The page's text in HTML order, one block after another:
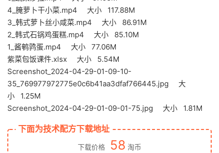
4_腌萝卜干小菜.mp4 大小 117.88M
3_韩式萝卜丝小咸菜.mp4 大小 86.91M
2_韩式石锅鸡蛋糕.mp4 大小 85.10M
1_酱鹌鹑蛋.mp4 大小 77.06M
紫菜包饭课件.xlsx 大小 5.54M
Screenshot_2024-04-29-01-09-10-
35_769977972775e0c6b41aa3dfaf766445.jpg 大
小 1.25M
Screenshot_2024-04-29-01-09-01-75.jpg 大小 1.81M
下面为技术配方下载地址
下载价格 58 淘币